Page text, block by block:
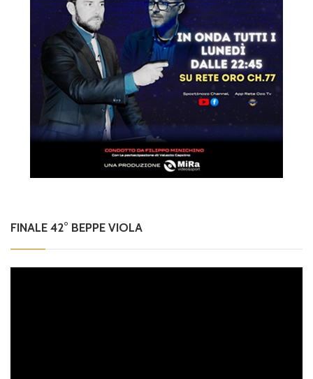
FINALE 42° BEPPE VIOLA